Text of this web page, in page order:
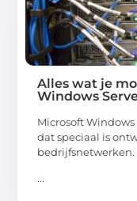
Alles wat je
Windows
Microsoft
dat speciaal is
bedrijfsnetwerken.
...